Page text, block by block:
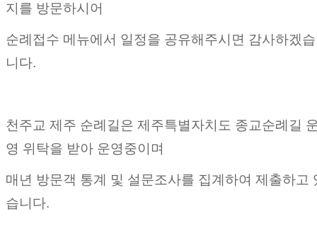
지를 방문하시어
순례접수 메뉴에서 일정을 공유해주시면 감사하겠습
니다.
천주교 제주 순례길은 제주특별자치도 종교순례길
영 위탁을 받아 운영중이며
매년 방문객 통계 및 설문조사를 집계하여 제출하고
습니다.